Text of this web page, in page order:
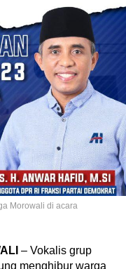
Morowali di acara
– Vokalis grup
menghibur warga